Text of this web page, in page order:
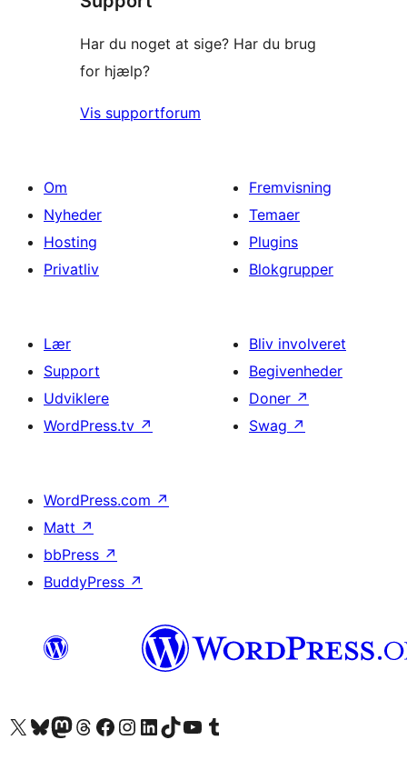
Har du noget at sige? Har du brug
for hjælp?
Vis supportforum
Om
Nyheder
Hosting
Privatliv
Fremvisning
Temaer
Plugins
Blokgrupper
Lær
Support
Udviklere
WordPress.tv ↗
Bliv involveret
Begivenheder
Doner ↗
Swag ↗
WordPress.com ↗
Matt ↗
bbPress ↗
BuddyPress ↗
Besøg vores X (tidligere Twitter) konto
Besøg vores Bluesky-konto
Besøg vores Mastodon konto
Besøg vores Threads-konto
Besøg vores Facebook sideBesøg vores Instagram konto
Besøg vores LinkedIn konto
Besøg vores TikTok-konto
Besøg vores YouTube-kanalBesøg vores Tumblr-konto